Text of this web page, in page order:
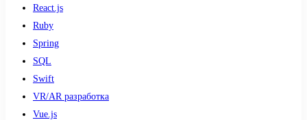
React.js
Ruby
Spring
SQL
Swift
VR/AR разработка
Vue.js